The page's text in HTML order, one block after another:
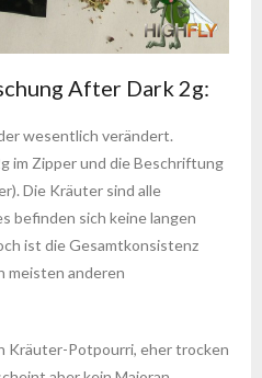
After Dark 2g:
wesentlich verändert.
im Zipper und die Beschriftung
Die Kräuter sind alle
befinden sich keine langen
ist die Gesamtkonsistenz
meisten anderen
Kräuter-Potpourri, eher trocken